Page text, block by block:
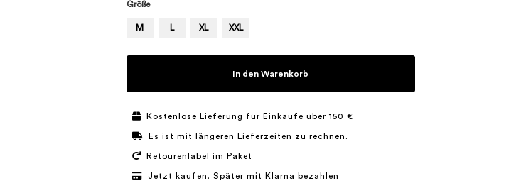
Größe
M L XL XXL
In den Warenkorb
Kostenlose Lieferung für Einkäufe über 150 €
Es ist mit längeren Lieferzeiten zu rechnen.
Retourenlabel im Paket
Jetzt kaufen. Später mit Klarna bezahlen